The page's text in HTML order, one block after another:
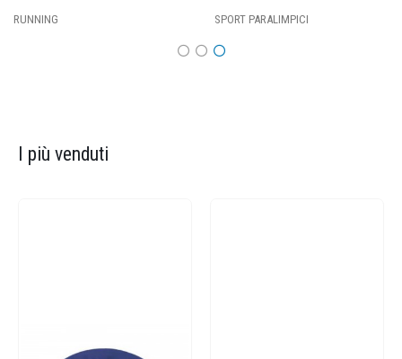
RUNNING SPORT PARALIMPICI
I più venduti